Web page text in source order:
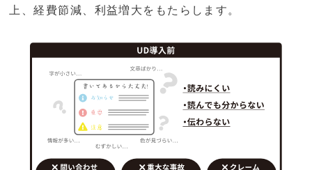
上、経費節減、利益増大をもたらします。